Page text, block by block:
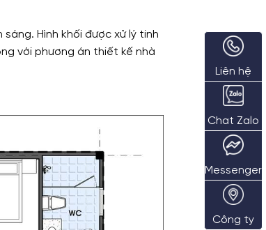
Hình khối được xử lý tinh
với phương án thiết kế nhà
Liên hệ
Chat Zalo
Messenger
Công ty